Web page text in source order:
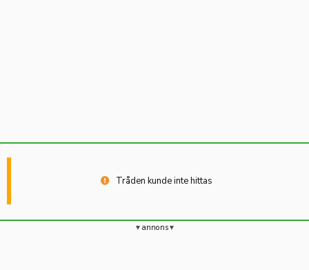
Tråden kunde inte hittas
annons